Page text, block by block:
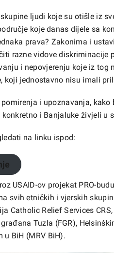
ljudi koje su otišle iz
koje danas dijele sa
prava? Zakonima i
razne vidove diskriminacije
i nepovjerenju koje iz tog
koji jednostavno nisu imali
i upoznavanja,
i Banjaluke živjeli u
na linku ispod:
USAID-ov projekat PRO-
svih etničkih i vjerskih
Catholic Relief Services
Tuzla (FGR),
u BiH (MRV BiH).